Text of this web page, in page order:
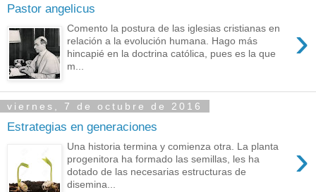
Pastor angelicus
›
Comento la postura de las iglesias cristianas en
relación a la evolución humana. Hago más
hincapié en la doctrina católica, pues es la que
m...
viernes, 7 de octubre de 2016
Estrategias en generaciones
›
Una historia termina y comienza otra. La planta
progenitora ha formado las semillas, les ha
dotado de las necesarias estructuras de
disemina...